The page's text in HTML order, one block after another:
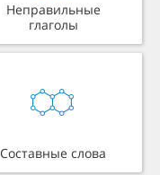
Неправильные
глаголы
Составные слова